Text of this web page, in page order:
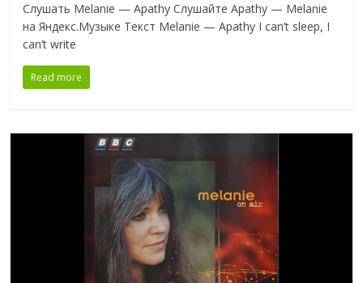
Слушать Melanie — Apathy Слушайте Apathy — Melanie
на Яндекс.Музыке Текст Melanie — Apathy I can’t sleep, I
can’t write
Read more